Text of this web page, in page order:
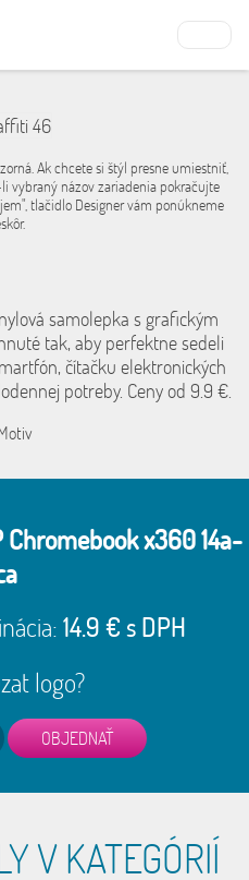
Ak chcete si štýl presne umiestniť,
vybraný názov zariadenia pokračujte
tlačidlo Designer vám ponúkneme
samolepka s grafickým
tak, aby perfektne sedeli
čítačku elektronických
potreby. Ceny od 9.9 €.
Chromebook x360 14a-
14.9 € s DPH
logo?
V KATEGÓRIÍ